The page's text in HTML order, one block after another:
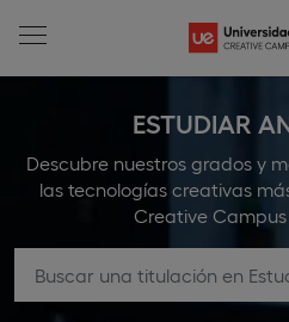
ESTUDIAR
Descubre nuestros grados y
las tecnologías creativas
Creative